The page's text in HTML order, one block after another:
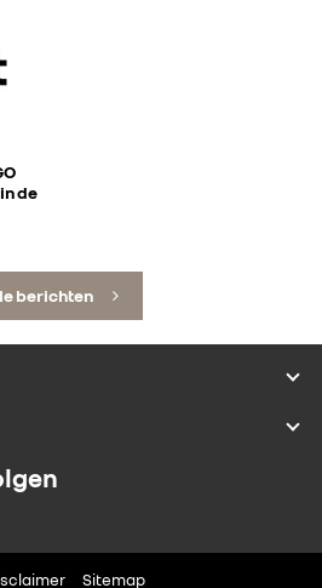
de
berichten
Sitemap